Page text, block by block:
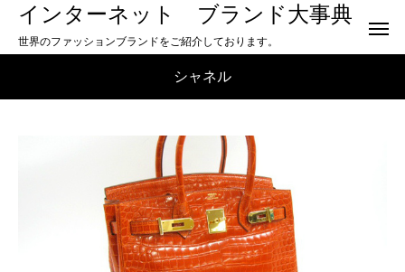
インターネット ブランド大事典
世界のファッションブランドをご紹介しております。
シャネル